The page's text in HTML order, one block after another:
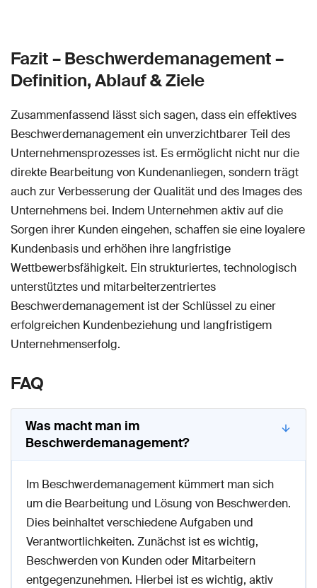
Fazit – Beschwerdemanagement –
Definition, Ablauf & Ziele
Zusammenfassend lässt sich sagen, dass ein effektives
Beschwerdemanagement ein unverzichtbarer Teil des
Unternehmensprozesses ist. Es ermöglicht nicht nur die
direkte Bearbeitung von Kundenanliegen, sondern trägt
auch zur Verbesserung der Qualität und des Images des
Unternehmens bei. Indem Unternehmen aktiv auf die
Sorgen ihrer Kunden eingehen, schaffen sie eine loyalere
Kundenbasis und erhöhen ihre langfristige
Wettbewerbsfähigkeit. Ein strukturiertes, technologisch
unterstütztes und mitarbeiterzentriertes
Beschwerdemanagement ist der Schlüssel zu einer
erfolgreichen Kundenbeziehung und langfristigem
Unternehmenserfolg.
FAQ
Was macht man im
Beschwerdemanagement?
Im Beschwerdemanagement kümmert man sich
um die Bearbeitung und Lösung von Beschwerden.
Dies beinhaltet verschiedene Aufgaben und
Verantwortlichkeiten. Zunächst ist es wichtig,
Beschwerden von Kunden oder Mitarbeitern
entgegenzunehmen. Hierbei ist es wichtig, aktiv